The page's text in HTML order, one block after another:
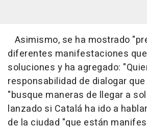
Asimismo, se ha mostrado
diferentes manifestaciones
soluciones y ha agregado:
responsabilidad de dialogar
"busque maneras de llegar a
lanzado si Catalá ha ido a
de la ciudad "que están